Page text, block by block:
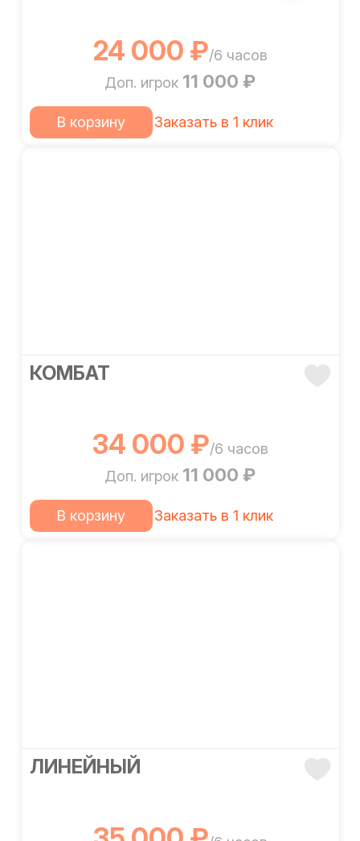
24 000 ₽/6 часов
Доп. игрок 11 000 ₽
В корзину Заказать в 1 клик
КОМБАТ
34 000 ₽/6 часов
Доп. игрок 11 000 ₽
В корзину Заказать в 1 клик
ЛИНЕЙНЫЙ